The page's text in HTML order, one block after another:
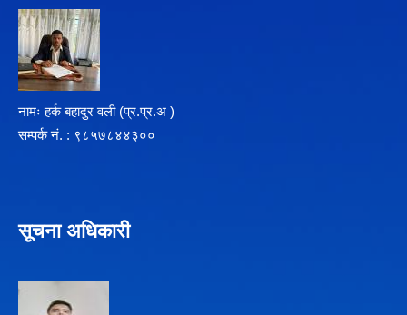
नामः हर्क बहादुर वली (प्र‍.प्र.अ )
सम्पर्क न‌ं. : ९८५७८४४३००
सूचना अधिकारी